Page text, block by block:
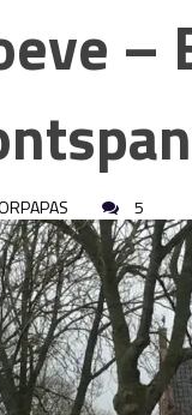
–
5